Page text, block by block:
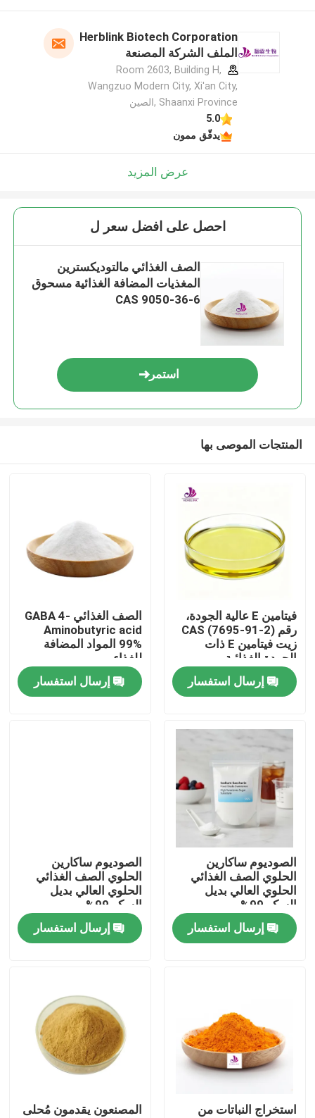
منتجات
أشرطة فيديو
جولة في المعمل
رقابة جودة
اطلب اقتباس
مستخلصات نباتية طبيعية
Herblink Biotech Corporation
الملف الشركة المصنعة
Room 2603, Building H,
Wangzuo Modern City, Xi'an City,
Shaanxi Province ,الصين
5.0
يدقّق ممون
عرض المزيد
احصل على افضل سعر ل
الصف الغذائي مالتوديكسترين
المغذيات المضافة الغذائية مسحوق
CAS 9050-36-6
استمر
المنتجات الموصى بها
فيتامين E عالية الجودة،
رقم CAS (7695-91-2)
زيت فيتامين E ذات
الجودة الغذائية
إرسال استفسار
الصف الغذائي GABA 4-
Aminobutyric acid
99% المواد المضافة
للغذاء
إرسال استفسار
الصوديوم ساكارين
الحلوي الصف الغذائي
الحلوي العالي بديل
السكر 99%
إرسال استفسار
الصوديوم ساكارين
الحلوي الصف الغذائي
الحلوي العالي بديل
السكر 99%
إرسال استفسار
استخراج النباتات من
المصنعون يقدمون مُحلى